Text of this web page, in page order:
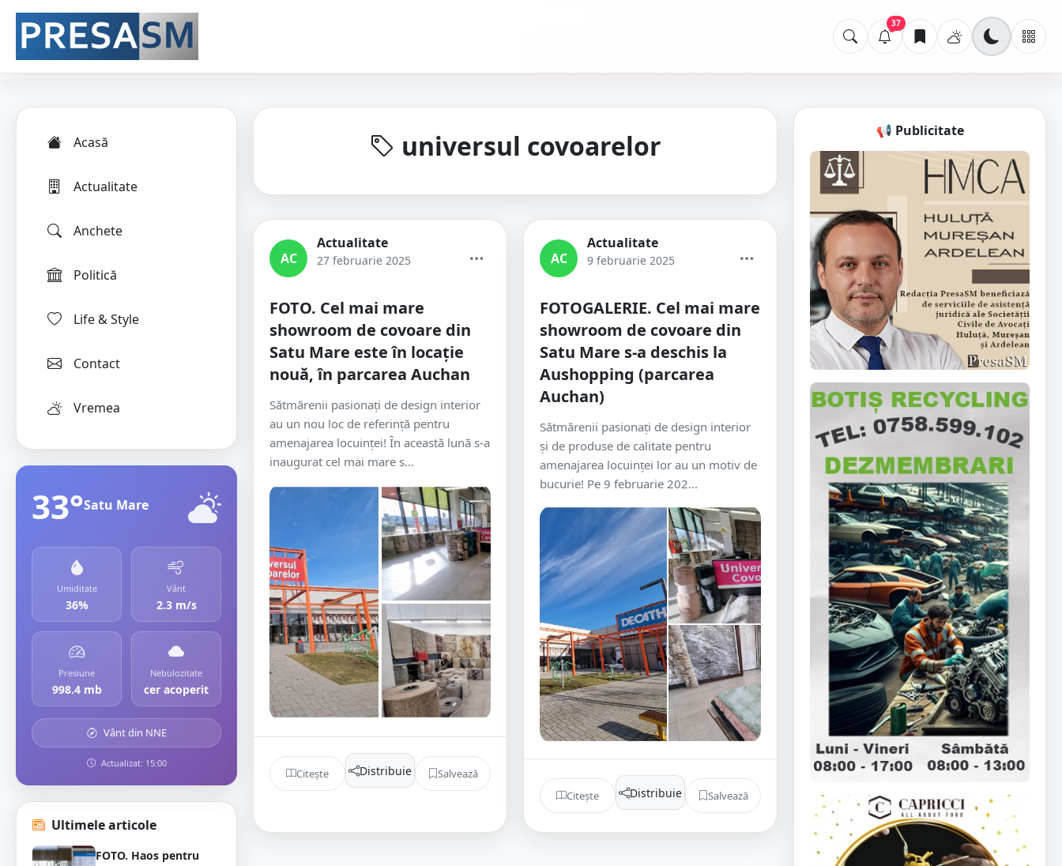
37
Acasă
Actualitate
Anchete
Politică
Life & Style
Contact
Vremea
33°Satu Mare
Umiditate
36%
Vânt
2.3 m/s
Presiune
998.4 mb
Nebulozitate
cer acoperit
Vânt din NNE
Actualizat: 15:00
Ultimele articole
FOTO. Haos pentru
universul covoarelor
AC
Actualitate
27 februarie 2025
FOTO. Cel mai mare
showroom de covoare din
Satu Mare este în locație
nouă, în parcarea Auchan
Sătmărenii pasionați de design interior
au un nou loc de referință pentru
amenajarea locuinței! În această lună s-a
inaugurat cel mai mare s...
Citește Distribuie Salvează
AC
Actualitate
9 februarie 2025
FOTOGALERIE. Cel mai mare
showroom de covoare din
Satu Mare s-a deschis la
Aushopping (parcarea
Auchan)
Sătmărenii pasionați de design interior
și de produse de calitate pentru
amenajarea locuinței lor au un motiv de
bucurie! Pe 9 februarie 202...
Citește Distribuie Salvează
📢 Publicitate